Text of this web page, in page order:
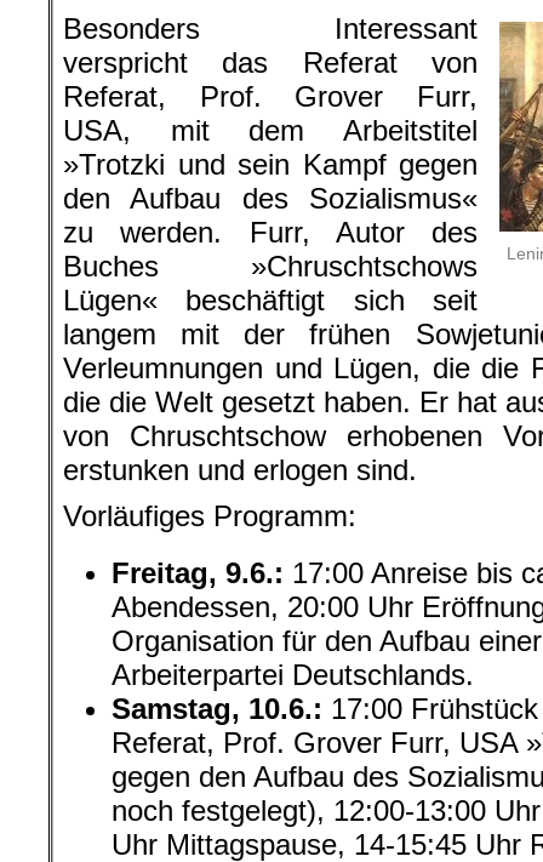
Besonders Interessant
verspricht das Referat von
Referat, Prof. Grover Furr,
USA, mit dem Arbeitstitel
»Trotzki und sein Kampf gegen
den Aufbau des Sozialismus«
zu werden. Furr, Autor des
Buches »Chruschtschows
Lügen« beschäftigt sich seit
langem mit der frühen
Verleumnungen und Lügen, die die
die die Welt gesetzt haben. Er hat
von Chruschtschow erhobenen
erstunken und erlogen sind.
Vorläufiges Programm:
Freitag, 9.6.: 17:00 Anreise bis
Abendessen, 20:00 Uhr
Organisation für den Aufbau
Arbeiterpartei Deutschlands.
Samstag, 10.6.: 17:00
Referat, Prof. Grover Furr, USA
gegen den Aufbau des
noch festgelegt), 12:00-13:00
Uhr Mittagspause, 14-15:45 Uhr